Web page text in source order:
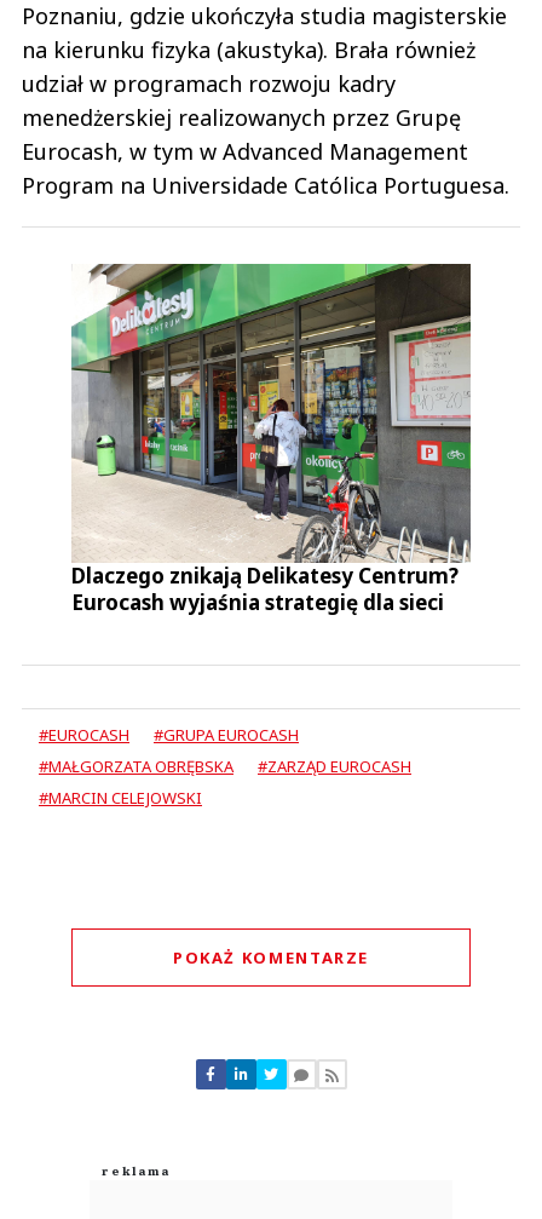
Poznaniu, gdzie ukończyła studia magisterskie
na kierunku fizyka (akustyka). Brała również
udział w programach rozwoju kadry
menedżerskiej realizowanych przez Grupę
Eurocash, w tym w Advanced Management
Program na Universidade Católica Portuguesa.
Dlaczego znikają Delikatesy Centrum?
Eurocash wyjaśnia strategię dla sieci
#EUROCASH
#GRUPA EUROCASH
#MAŁGORZATA OBRĘBSKA
#ZARZĄD EUROCASH
#MARCIN CELEJOWSKI
POKAŻ KOMENTARZE
Nie znaleziono komentarzy
Zostaw swoje komentarze